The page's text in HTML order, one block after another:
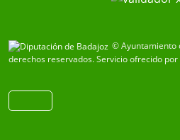
© Ayuntamiento
derechos reservados.Servicio ofrecido